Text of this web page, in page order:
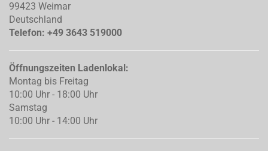
99423 Weimar
Deutschland
Telefon: +49 3643 519000
Öffnungszeiten Ladenlokal:
Montag bis Freitag
10:00 Uhr - 18:00 Uhr
Samstag
10:00 Uhr - 14:00 Uhr